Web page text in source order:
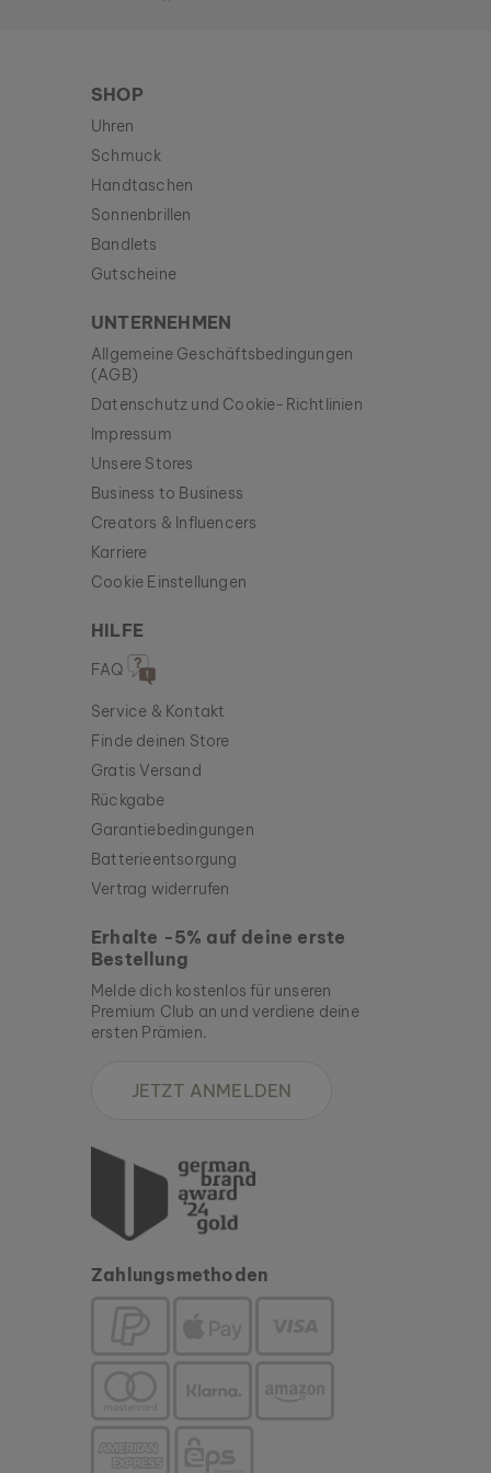
SHOP
Uhren
Schmuck
Handtaschen
Sonnenbrillen
Bandlets
Gutscheine
UNTERNEHMEN
Allgemeine Geschäftsbedingungen
(AGB)
Datenschutz und Cookie-Richtlinien
Impressum
Unsere Stores
Business to Business
Creators & Influencers
Karriere
Cookie Einstellungen
HILFE
FAQ
Service & Kontakt
Finde deinen Store
Gratis Versand
Rückgabe
Garantiebedingungen
Batterieentsorgung
Vertrag widerrufen
Erhalte -5% auf deine erste
Bestellung
Melde dich kostenlos für unseren
Premium Club an und verdiene deine
ersten Prämien.
JETZT ANMELDEN
Zahlungsmethoden